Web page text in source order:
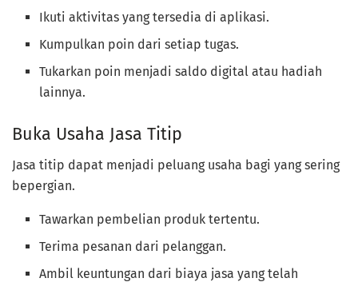
Ikuti aktivitas yang tersedia di aplikasi.
Kumpulkan poin dari setiap tugas.
Tukarkan poin menjadi saldo digital atau hadiah
lainnya.
Buka Usaha Jasa Titip
Jasa titip dapat menjadi peluang usaha bagi yang sering
bepergian.
Tawarkan pembelian produk tertentu.
Terima pesanan dari pelanggan.
Ambil keuntungan dari biaya jasa yang telah